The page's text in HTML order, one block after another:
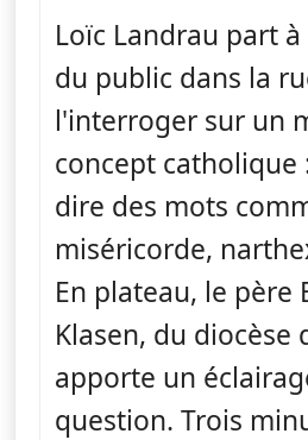
Loïc Landrau part
du public dans la
l'interroger sur un
concept catholique
dire des mots
miséricorde,
En plateau, le père
Klasen, du diocèse
apporte un
question. Trois